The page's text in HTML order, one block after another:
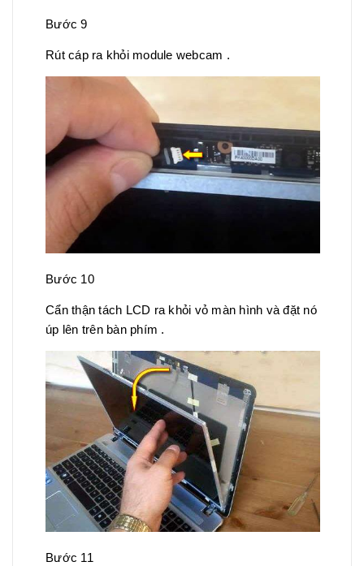
Bước 9
Rút cáp ra khỏi module webcam .
Bước 10
Cẩn thận tách LCD ra khỏi vỏ màn hình và đặt nó
úp lên trên bàn phím .
Bước 11